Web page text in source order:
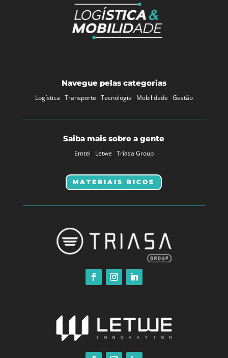
Navegue pelas categorias
Logística Transporte Tecnologia Mobilidade Gestão
Saiba mais sobre a gente
Emtel Letwe Triasa Group
MATERIAIS RICOS